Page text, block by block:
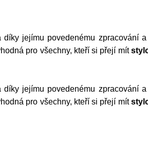
díky jejímu povedenému zpracování
pro všechny, kteří si přejí mít
díky jejímu povedenému zpracování
pro všechny, kteří si přejí mít